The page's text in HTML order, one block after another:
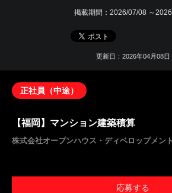
掲載期間： 2026/07/08 ～
更新日：2026年04月08日
正社員（中途）
【福岡】マンション建築積算
株式会社オープンハウス・ディベロップメント
応募する